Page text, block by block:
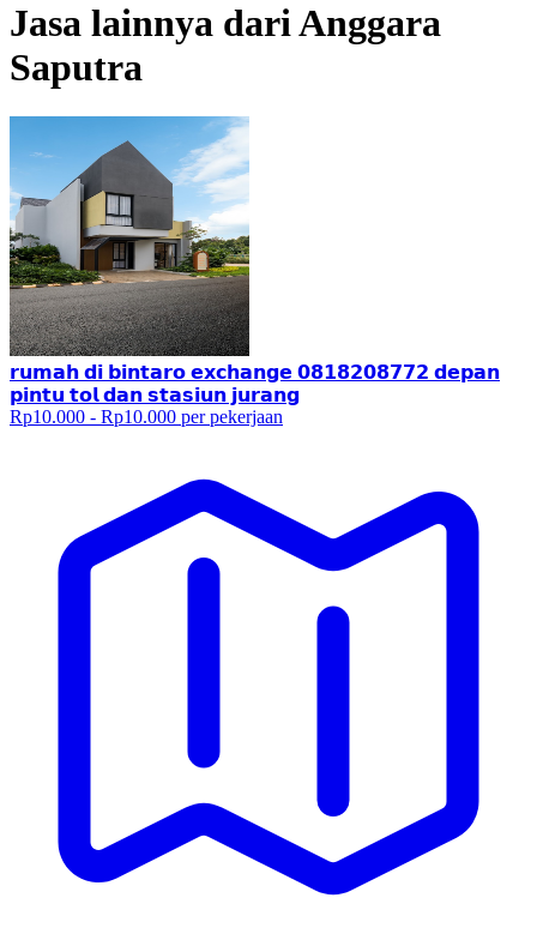
Jasa lainnya dariAnggara
Saputra
𝗿𝘂𝗺𝗮𝗵 𝗱𝗶 𝗯𝗶𝗻𝘁𝗮𝗿𝗼 𝗲𝘅𝗰𝗵𝗮𝗻𝗴𝗲 𝟬𝟴𝟭𝟴𝟮𝟬𝟴𝟳𝟳𝟮 𝗱𝗲𝗽𝗮𝗻
𝗽𝗶𝗻𝘁𝘂 𝘁𝗼𝗹 𝗱𝗮𝗻 𝘀𝘁𝗮𝘀𝗶𝘂𝗻 𝗷𝘂𝗿𝗮𝗻𝗴
Rp10.000 - Rp10.000 per pekerjaan